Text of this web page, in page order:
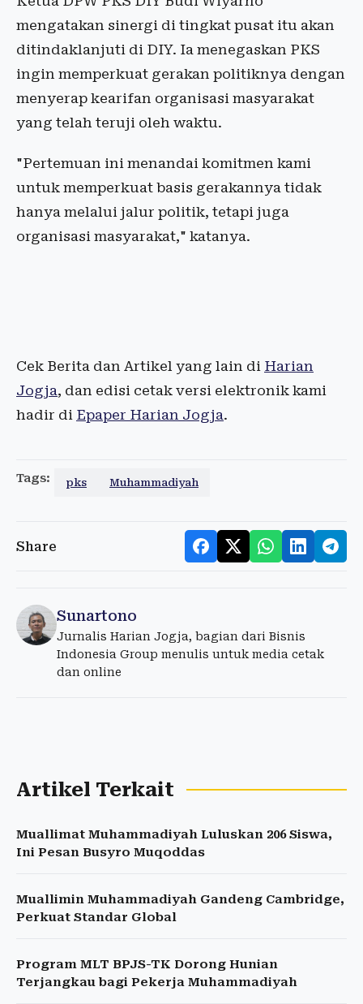
mengatakan sinergi di tingkat pusat itu akan
ditindaklanjuti di DIY. Ia menegaskan PKS
ingin memperkuat gerakan politiknya dengan
menyerap kearifan organisasi masyarakat
yang telah teruji oleh waktu.
"Pertemuan ini menandai komitmen kami
untuk memperkuat basis gerakannya tidak
hanya melalui jalur politik, tetapi juga
organisasi masyarakat," katanya.
Cek Berita dan Artikel yang lain di Harian
Jogja, dan edisi cetak versi elektronik kami
hadir di Epaper Harian Jogja.
Tags: pks Muhammadiyah
Share
Sunartono
Jurnalis Harian Jogja, bagian dari Bisnis
Indonesia Group menulis untuk media cetak
dan online
Artikel Terkait
Muallimat Muhammadiyah Luluskan 206 Siswa,
Ini Pesan Busyro Muqoddas
Muallimin Muhammadiyah Gandeng Cambridge,
Perkuat Standar Global
Program MLT BPJS-TK Dorong Hunian
Terjangkau bagi Pekerja Muhammadiyah